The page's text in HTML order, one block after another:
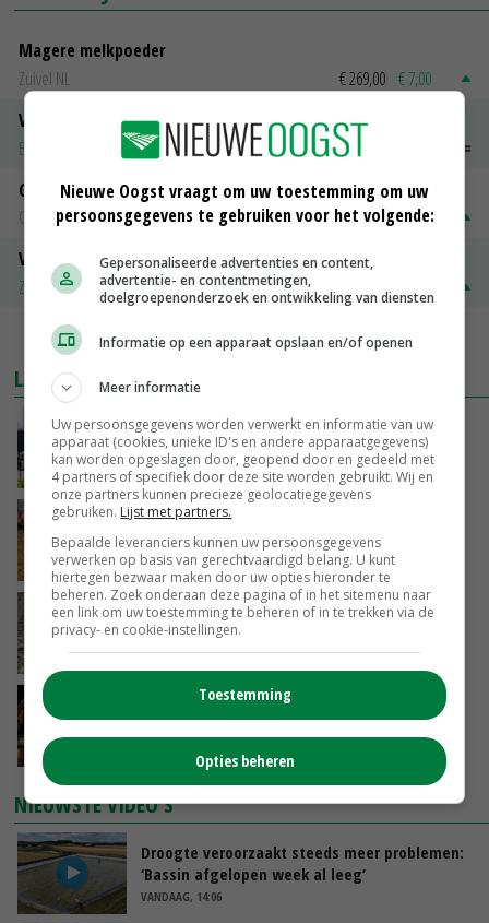
Magere melkpoeder
Zuivel NL
€ 269,00 € 7,00
Vleeskuikens 2001-2600 gr
Barneveld
€ 1,09
Gerst
Groningen
€ 197,00 € 2,00
Volle melkpoeder
Zuivel NL
€ 20,00
MEER MARKTPRIJZEN
LAATSTE NIEUWS
Gemiddelde Europese melkprijs daalt licht in
juni
VANDAAG, 17:04
Frans onderzoekcentrum bestrijkt hele
varkensvleesketen
VANDAAG, 15:29
Emmeloord noteert eerste zaaiuien op
maximaal 20 euro
VANDAAG, 14:59
Spontane boerenacties in Twente en
Apeldoorn zetten de trend
NIEUWSTE VIDEO'S
Droogte veroorzaakt steeds meer problemen:
‘Bassin afgelopen week al leeg’
VANDAAG, 14:06
Nieuwe Oogst vraagt om uw toestemming om uw
persoonsgegevens te gebruiken voor het volgende:
Gepersonaliseerde advertenties en content,
advertentie- en contentmetingen,
doelgroepenonderzoek en ontwikkeling van diensten
Informatie op een apparaat opslaan en/of openen
Meer informatie
Uw persoonsgegevens worden verwerkt en informatie van uw
apparaat (cookies, unieke ID's en andere apparaatgegevens)
kan worden opgeslagen door, geopend door en gedeeld met
4 partners of specifiek door deze site worden gebruikt. Wij en
onze partners kunnen precieze geolocatiegegevens
gebruiken. Lijst met partners.
Bepaalde leveranciers kunnen uw persoonsgegevens
verwerken op basis van gerechtvaardigd belang. U kunt
hiertegen bezwaar maken door uw opties hieronder te
beheren. Zoek onderaan deze pagina of in het sitemenu naar
een link om uw toestemming te beheren of in te trekken via de
privacy- en cookie-instellingen.
Toestemming
Opties beheren